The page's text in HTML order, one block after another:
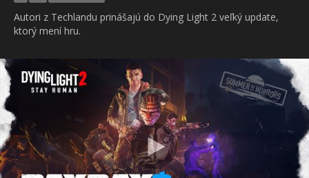
Autori z Techlandu prinášajú do Dying Light 2 veľký update,
ktorý mení hru.